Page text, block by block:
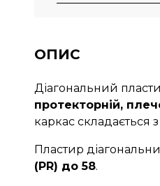
ОПИС
Діагональний
протекторній,
каркас складається
Пластир
(PR) до 58.